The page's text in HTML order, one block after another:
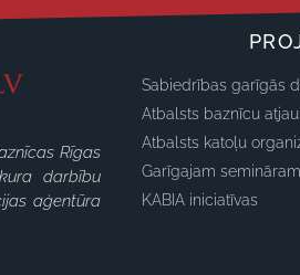
Rīgas
darbību
aģentūra
Sabiedrības garīgās
Atbalsts baznīcu
Atbalsts katoļu
Garīgajam
KABIA iniciatīvas